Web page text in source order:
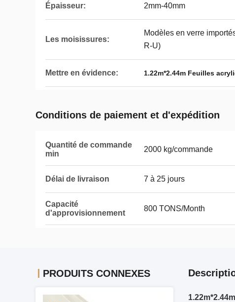
Épaisseur: 2mm-40mm
Les moisissures:
Modèles en verre
R-U)
Mettre en évidence: 1.22m*2.44m Feuilles
Conditions de paiement et d'expédition
Quantité de commande
min
2000 kg/commande
Délai de livraison 7 à 25 jours
Capacité
d'approvisionnement
800 TONS/Month
PRODUITS CONNEXES